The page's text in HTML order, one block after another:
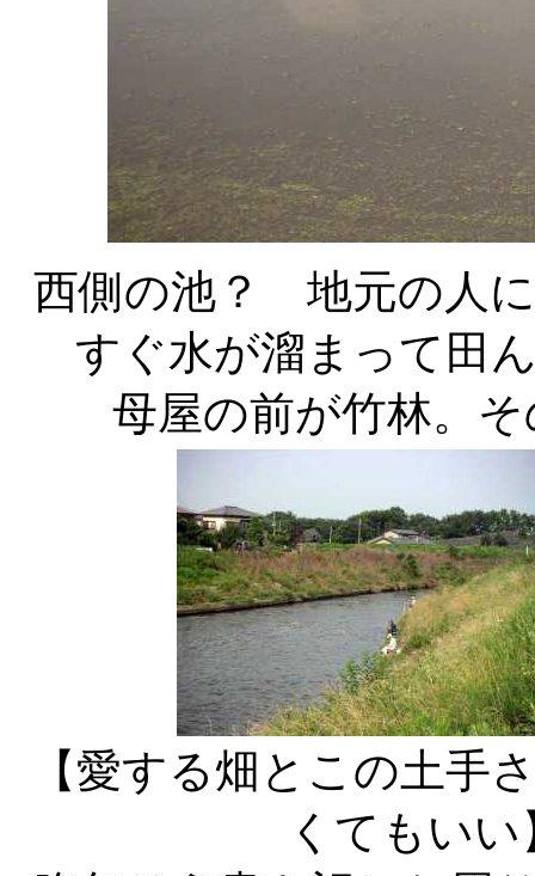
西側の池？ 地元の人
すぐ水が溜まって田
母屋の前が竹林。
【愛する畑とこの土手
くてもい